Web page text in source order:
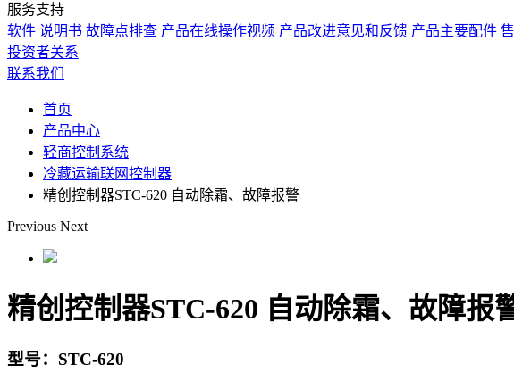
服务支持
软件 说明书 故障点排查 产品在线操作视频 产品改进意见和反馈 产品主要配件
投资者关系
联系我们
首页
产品中心
轻商控制系统
冷藏运输联网控制器
精创控制器STC-620 自动除霜、故障报警
Previous Next
精创控制器STC-620 自动除霜、故障报
型号：STC-620